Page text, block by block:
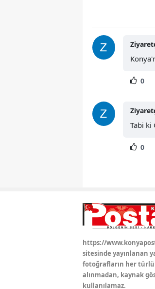
0
Tabi
0
https://
sitesinde yayınlanan
fotoğrafların her türlü
alınmadan, kaynak
kullanılamaz.